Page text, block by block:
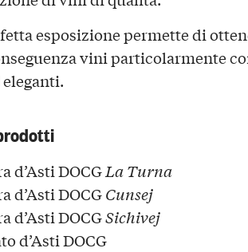
esposizione permette di
vini particolarmente
d’Asti DOCGLa Turna
d’Asti DOCGCunsej
d’Asti DOCGSichivej
d’Asti DOCG